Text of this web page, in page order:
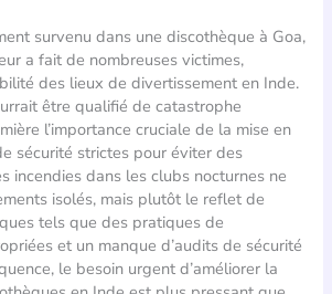
survenu dans une discothèque à Goa,
a fait de nombreuses victimes,
des lieux de divertissement en Inde.
être qualifié de catastrophe
l’importance cruciale de la mise en
sécurité strictes pour éviter des
incendies dans les clubs nocturnes ne
isolés, mais plutôt le reflet de
tels que des pratiques de
et un manque d’audits de sécurité
le besoin urgent d’améliorer la